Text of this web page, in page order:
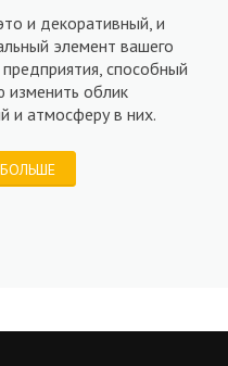
и декоративный, и
элемент вашего
способный
изменить облик
и атмосферу в них.